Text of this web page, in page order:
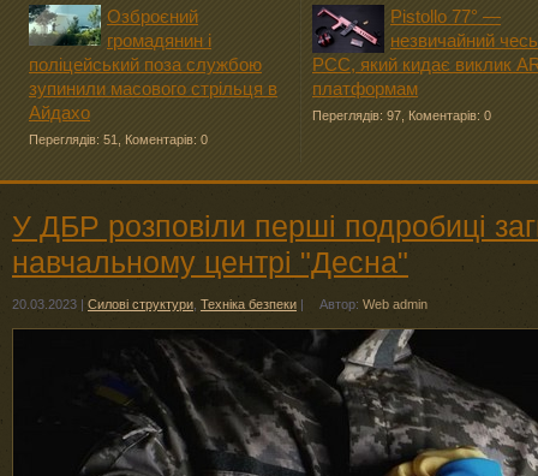
Озброєний
громадянин і
поліцейський поза службою
зупинили масового стрільця в
Айдахо
Переглядів: 51 Коментарів: 0
Pistollo 77° —
незвичайний
PCC, який кидає виклик
платформам
Переглядів: 97 Коментарів: 0
У ДБР розповіли перші подробиці
навчальному центрі "Десна"
20.03.2023 | Силові структури Техніка безпеки | Автор: Web admin